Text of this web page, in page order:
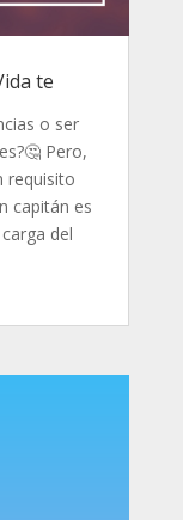
te
o ser
Pero,
requisito
capitán es
del